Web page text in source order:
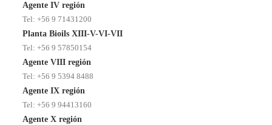
Agente IV región
Tel: +56 9 71431200
Planta Bioils XIII-V-VI-VII
Tel: +56 9 57850154
Agente VIII región
Tel: +56 9 5394 8488
Agente IX región
Tel: +56 9 94413160
Agente X región